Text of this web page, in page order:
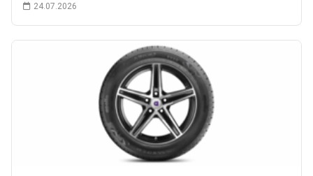
24.07.2026